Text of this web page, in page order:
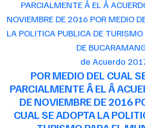
de Acuerdo
POR MEDIO DEL CUAL
PARCIALMENTE Â EL Â
DE NOVIEMBRE DE 2016
CUAL SE ADOPTA LA